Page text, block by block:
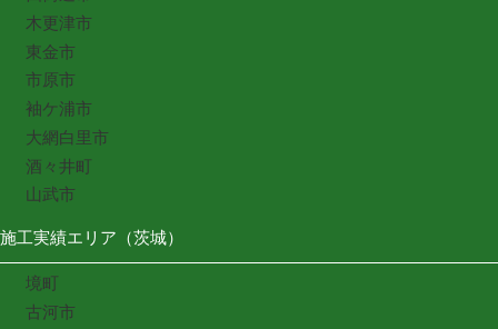
木更津市
東金市
市原市
袖ケ浦市
大網白里市
酒々井町
山武市
施工実績エリア（茨城）
境町
古河市